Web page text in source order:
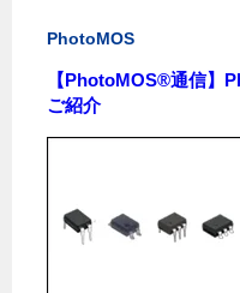
PhotoMOS
【PhotoMOS®通信】
ご紹介